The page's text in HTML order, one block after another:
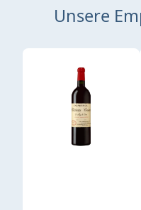
Unsere
Produktgalerie